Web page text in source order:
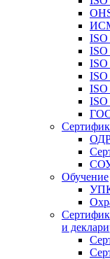
ISO
ISO
ISO
ISO
ISO
ISO
Обучение
и